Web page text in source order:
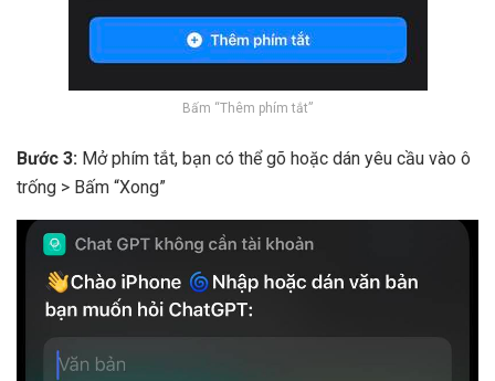
Bấm “Thêm phím tắt”
Bước 3: Mở phím tắt, bạn có thể gõ hoặc dán yêu cầu vào ô
trống > Bấm “Xong”